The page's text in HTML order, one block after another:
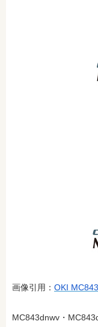
画像引用： OKI
MC843dnwv・